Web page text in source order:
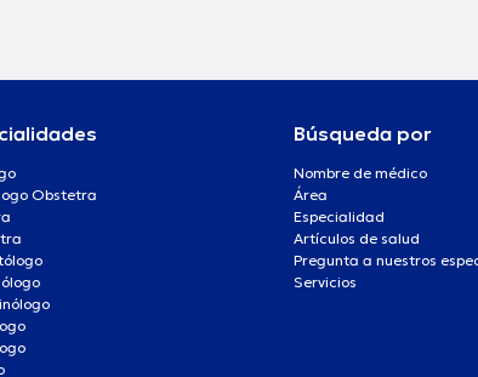
Obstetra
Búsqueda por
Nombre de médico
Área
Especialidad
Artículos de salud
Pregunta a nuestros
Servicios